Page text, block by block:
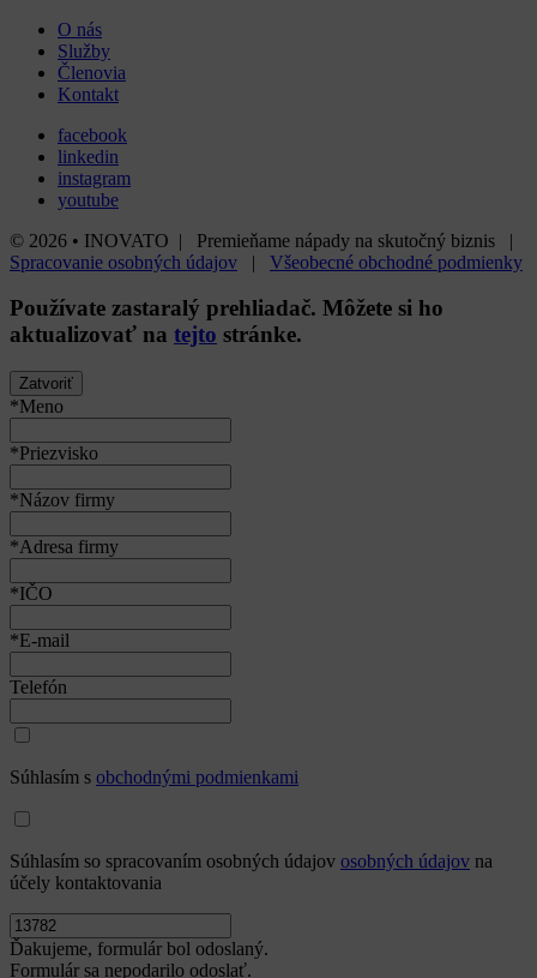
O nás
Služby
Členovia
Kontakt
facebook
linkedin
instagram
youtube
© 2026 • INOVATO | Premieňame nápady na skutočný biznis |
Spracovanie osobných údajov | Všeobecné obchodné podmienky
Používate zastaralý prehliadač. Môžete si ho
aktualizovať na tejto stránke.
Zatvoriť
*Meno
*Priezvisko
*Názov firmy
*Adresa firmy
*IČO
*E-mail
Telefón
Súhlasím s obchodnými podmienkami
Súhlasím so spracovaním osobných údajov osobných údajov na
účely kontaktovania
Ďakujeme, formulár bol odoslaný.
Formulár sa nepodarilo odoslať.